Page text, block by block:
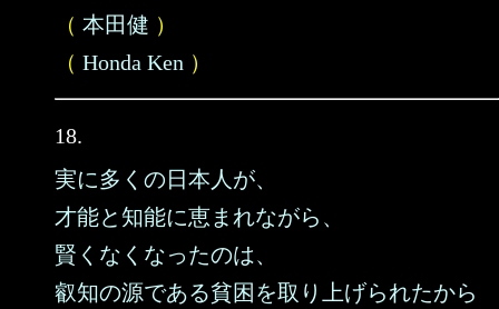
（ 本田健 ）
（ Honda Ken ）
18.
実に多くの日本人が、
才能と知能に恵まれながら、
賢くなくなったのは、
叡知の源である貧困を取り上げられたから